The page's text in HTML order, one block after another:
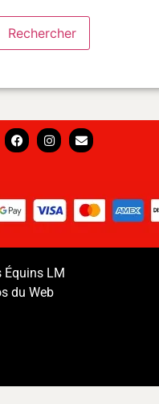
LM
du Web